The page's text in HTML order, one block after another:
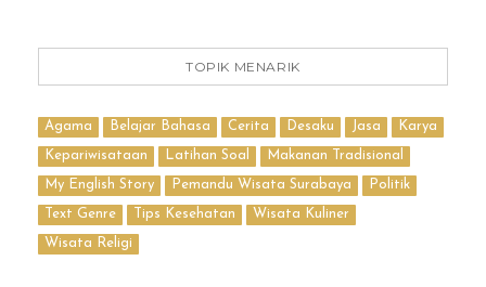
TOPIK MENARIK
Agama Belajar Bahasa Cerita Desaku Jasa Karya
Kepariwisataan Latihan Soal Makanan Tradisional
My English Story Pemandu Wisata Surabaya Politik
Text Genre Tips Kesehatan Wisata Kuliner
Wisata Religi